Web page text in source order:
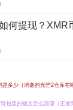
何提现？XMR
多少（消逝的光芒2仓库在
包里的铭文怎么清理（王者